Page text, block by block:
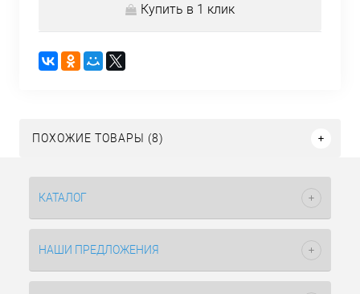
Купить в 1 клик
ПОХОЖИЕ ТОВАРЫ (8)
КАТАЛОГ
НАШИ ПРЕДЛОЖЕНИЯ